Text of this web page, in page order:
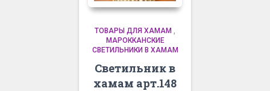
ТОВАРЫ ДЛЯ ХАМАМ ,
МАРОККАНСКИЕ
СВЕТИЛЬНИКИ В ХАМАМ
Светильник в
хамам арт.148